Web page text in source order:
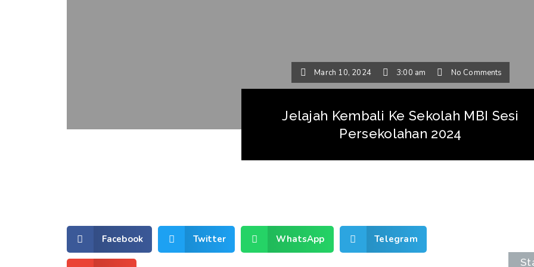
March 10, 2024 3:00 am No Comments
Jelajah Kembali Ke Sekolah MBI Sesi
Persekolahan 2024
Facebook Twitter WhatsApp Telegram